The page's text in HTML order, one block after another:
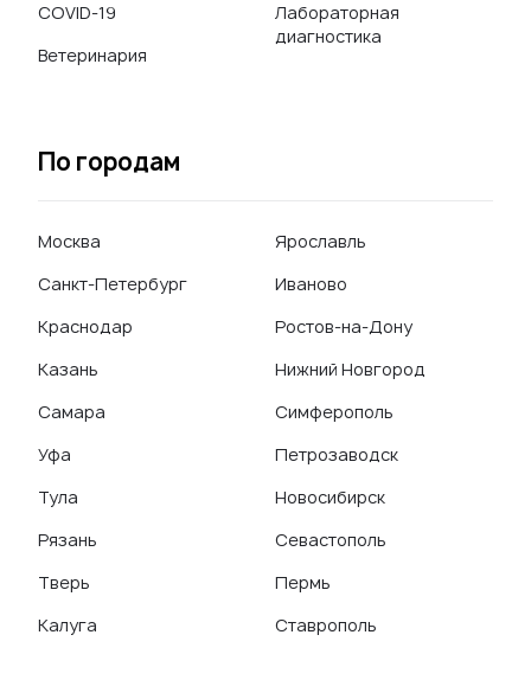
COVID-19
Ветеринария
Лабораторная
диагностика
По городам
Москва
Санкт-Петербург
Краснодар
Казань
Самара
Уфа
Тула
Рязань
Тверь
Калуга
Ярославль
Иваново
Ростов-на-Дону
Нижний Новгород
Симферополь
Петрозаводск
Новосибирск
Севастополь
Пермь
Ставрополь